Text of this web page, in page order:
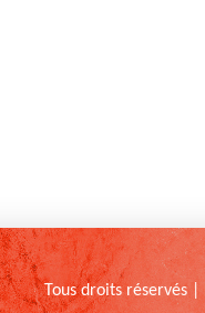
Tous droits réservés |